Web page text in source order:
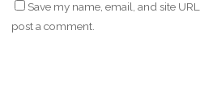
Save my name, email, and site
post a comment.